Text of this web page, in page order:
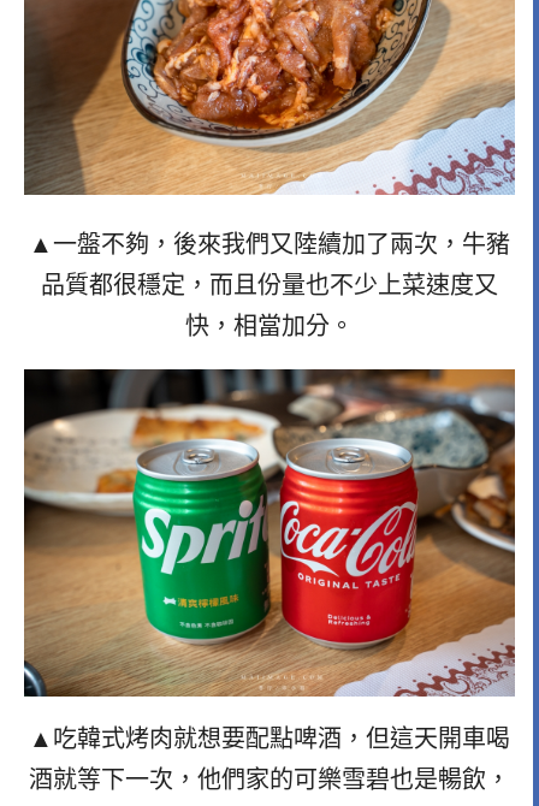
▲一盤不夠，後來我們又陸續加了兩次，牛豬
品質都很穩定，而且份量也不少上菜速度又
快，相當加分。
▲吃韓式烤肉就想要配點啤酒，但這天開車喝
酒就等下一次，他們家的可樂雪碧也是暢飲，